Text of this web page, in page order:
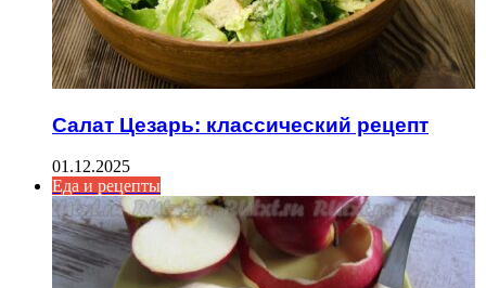
Салат Цезарь: классический рецепт
01.12.2025
Еда и рецепты